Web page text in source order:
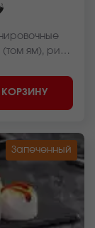
ям), рис,
КОРЗИНУ
Запеченный